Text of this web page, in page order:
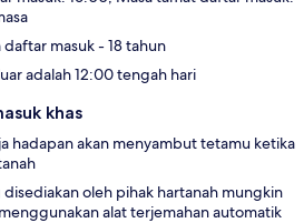
masuk - 18 tahun
adalah 12:00 tengah hari
khas
hadapan akan menyambut tetamu ketika
oleh pihak hartanah mungkin
alat terjemahan automatik